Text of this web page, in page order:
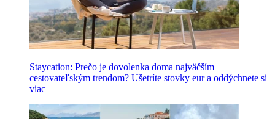
Staycation: Prečo je dovolenka doma najväčším
cestovateľským trendom? Ušetríte stovky eur a oddýchnete si
viac